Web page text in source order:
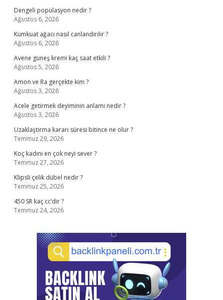
Dengeli popülasyon nedir ?
Ağustos 6, 2026
Kumkuat ağacı nasıl canlandırılır ?
Ağustos 6, 2026
Avene güneş kremi kaç saat etkili ?
Ağustos 5, 2026
Amon ve Ra gerçekte kim ?
Ağustos 3, 2026
Acele getirmek deyiminin anlamı nedir ?
Ağustos 3, 2026
Uzaklaştırma kararı süresi bitince ne olur ?
Temmuz 29, 2026
Koç kadını en çok neyi sever ?
Temmuz 27, 2026
Klipsli çelik dübel nedir ?
Temmuz 25, 2026
450 SR kaç cc’dir ?
Temmuz 24, 2026